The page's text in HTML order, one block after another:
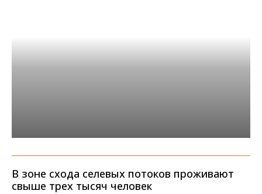
В зоне схода селевых потоков проживают
свыше трех тысяч человек